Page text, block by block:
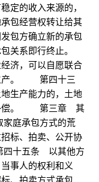
定的收入来源的，
包经营权转让给其
包方确立新的承包
关系即行终止。
济，可以自愿联合
生产。 第四十三
生产能力的，土地
补偿。 第三章 其
庭承包方式的荒
标、拍卖、公开协
十五条 以其他方
事人的权利和义
、拍卖方式承包